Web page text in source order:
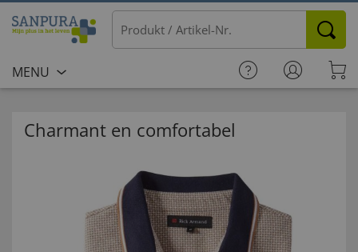
MENU
Charmant en comfortabel